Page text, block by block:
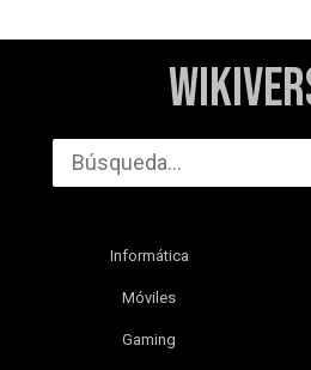
Informática
Móviles
Gaming